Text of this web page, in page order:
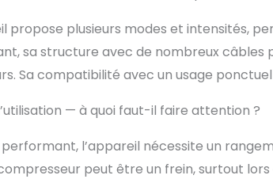
conception
au bureau ou
douleur dans
de l'argent.
massage
la circulation
longues périodes.
propose plusieurs modes et intensités,
sa structure avec de nombreux
Sa compatibilité avec un usage
— à quoi faut-il faire attention ?
performant, l’appareil nécessite un
peut être un frein, surtout lors